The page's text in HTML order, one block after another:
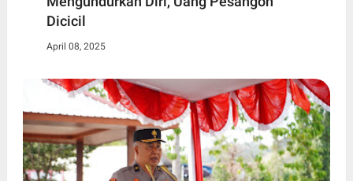
Dicicil
April 08, 2025